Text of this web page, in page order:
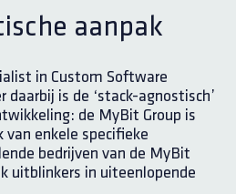
aanpak
in Custom Software
is de ‘stack-agnostisch’
de MyBit Group is
enkele specifieke
bedrijven van de MyBit
uitblinkers in uiteenlopende